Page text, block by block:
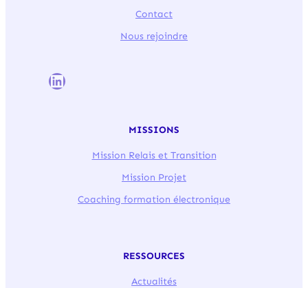
Contact
Nous rejoindre
LinkedIn
MISSIONS
Mission Relais et Transition
Mission Projet
Coaching formation électronique
RESSOURCES
Actualités